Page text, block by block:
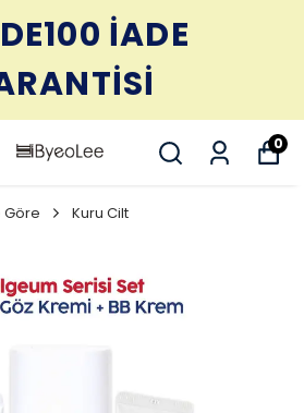
İADE
0
Göre Kuru Cilt